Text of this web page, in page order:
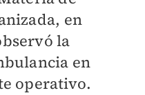
en
la
en
operativo.